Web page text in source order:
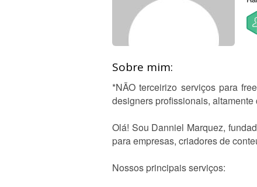
Sobre mim:
*NÃO terceirizo serviços para
designers profissionais,
Olá! Sou Danniel Marquez,
para empresas, criadores de
Nossos principais serviços: